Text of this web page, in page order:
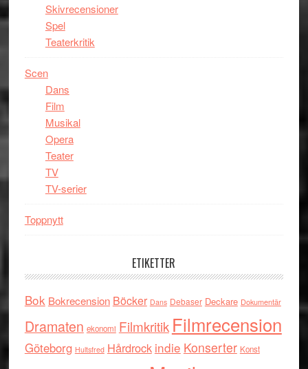
Skivrecensioner
Spel
Teaterkritik
Scen
Dans
Film
Musikal
Opera
Teater
TV
TV-serier
Toppnytt
ETIKETTER
Bok Bokrecension Böcker Dans Debaser Deckare Dokumentär
Dramaten ekonomi Filmkritik Filmrecension
Göteborg Hultsfred Hårdrock indie Konserter Konst